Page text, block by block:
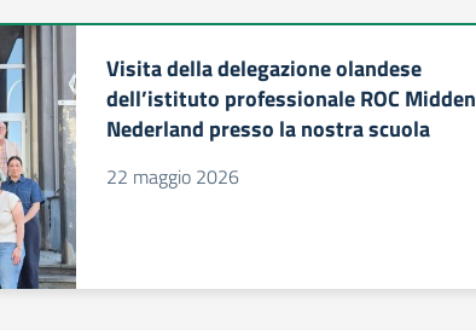
Visita della delegazione olandese
dell’istituto professionale ROC Midden
Nederland presso la nostra scuola
22 maggio 2026